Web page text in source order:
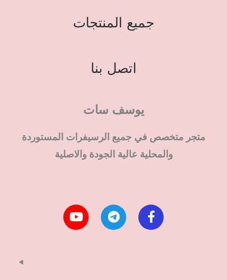
جميع المنتجات
اتصل بنا
يوسف سات
متجر متخصص في جميع الرسيفرات المستوردة
والمحلية عالية الجودة والاصلية